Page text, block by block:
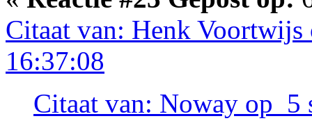
Citaat van: Henk
16:37:08
Citaat van: Noway op 5